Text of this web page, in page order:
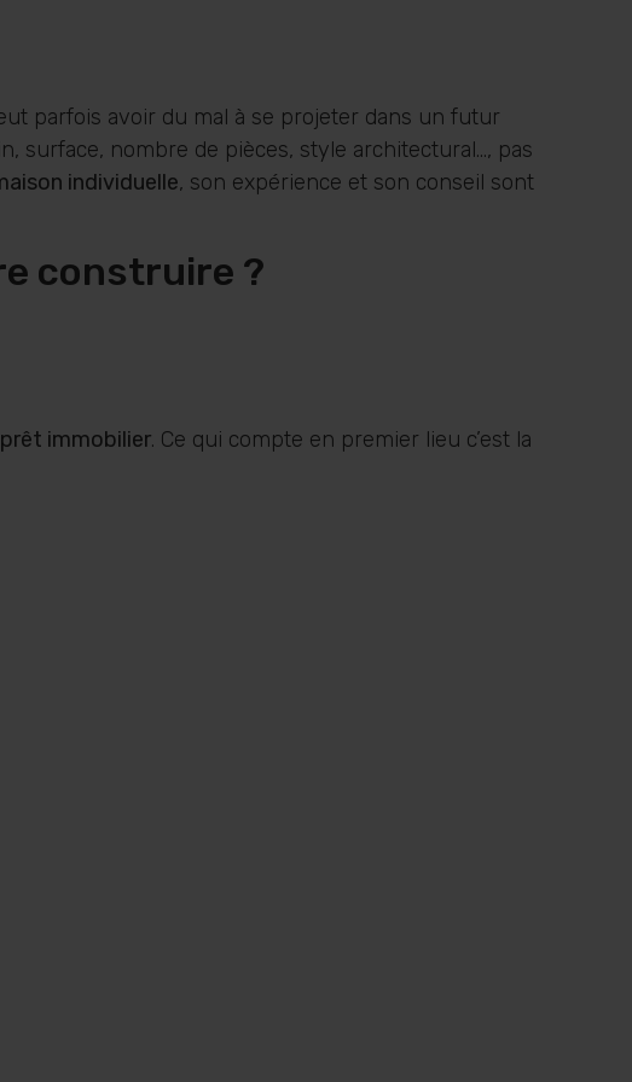
parfois avoir du mal à se projeter dans un futur
surface, nombre de pièces, style architectural…, pas
individuelle, son expérience et son conseil sont
construire ?
immobilier. Ce qui compte en premier lieu c’est la